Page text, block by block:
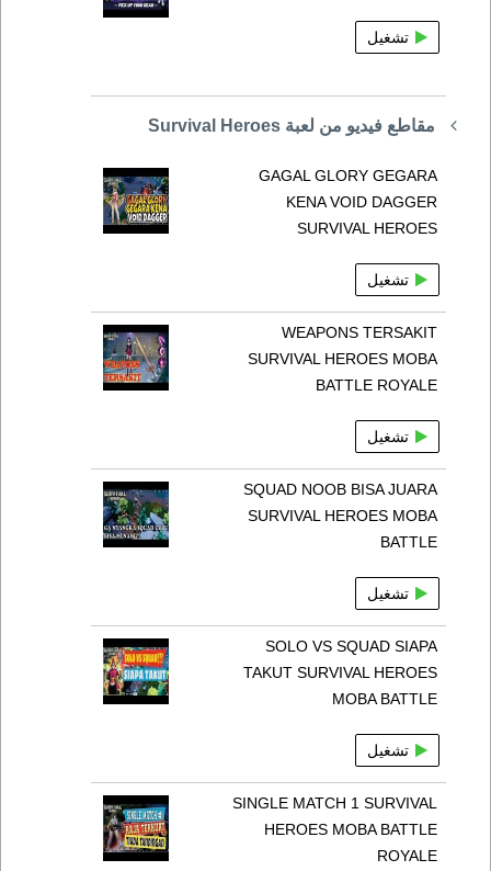
تشغيل
مقاطع فيديو من لعبة Survival Heroes
GAGAL GLORY GEGARA
KENA VOID DAGGER
SURVIVAL HEROES
تشغيل
WEAPONS TERSAKIT
SURVIVAL HEROES MOBA
BATTLE ROYALE
تشغيل
SQUAD NOOB BISA JUARA
SURVIVAL HEROES MOBA
BATTLE
تشغيل
SOLO VS SQUAD SIAPA
TAKUT SURVIVAL HEROES
MOBA BATTLE
تشغيل
SINGLE MATCH 1 SURVIVAL
HEROES MOBA BATTLE
ROYALE